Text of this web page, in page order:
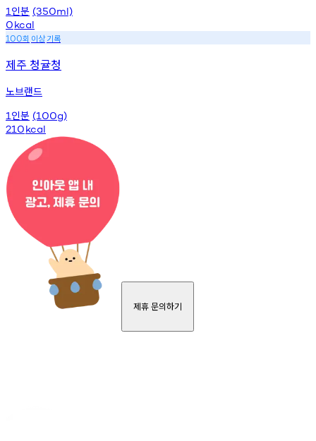
1 인분 (350ml)
0kcal
100회 이상기록
제주 청귤청
노브랜드
1 인분 (100g)
210kcal
제휴 문의하기